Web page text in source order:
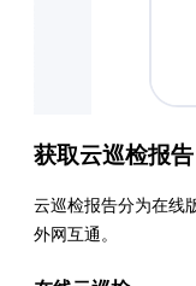
获取云巡检报告
云巡检报告分为在线
外网互通。